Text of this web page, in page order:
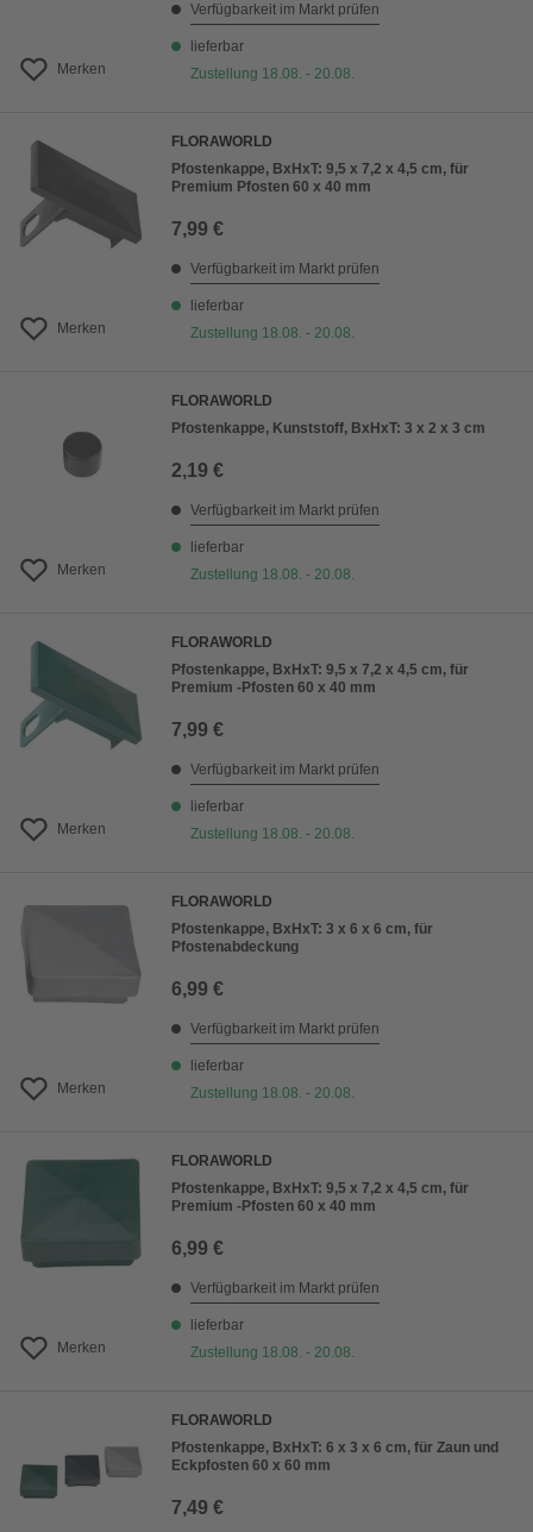
Merken
Verfügbarkeit im Markt prüfen
lieferbar
Zustellung 18.08. - 20.08.
Merken
FLORAWORLD
Pfostenkappe, BxHxT: 9,5 x 7,2 x 4,5 cm, für
Premium Pfosten 60 x 40 mm
7,99 €
Verfügbarkeit im Markt prüfen
lieferbar
Zustellung 18.08. - 20.08.
Merken
FLORAWORLD
Pfostenkappe, Kunststoff, BxHxT: 3 x 2 x 3 cm
2,19 €
Verfügbarkeit im Markt prüfen
lieferbar
Zustellung 18.08. - 20.08.
Merken
FLORAWORLD
Pfostenkappe, BxHxT: 9,5 x 7,2 x 4,5 cm, für
Premium -Pfosten 60 x 40 mm
7,99 €
Verfügbarkeit im Markt prüfen
lieferbar
Zustellung 18.08. - 20.08.
Merken
FLORAWORLD
Pfostenkappe, BxHxT: 3 x 6 x 6 cm, für
Pfostenabdeckung
6,99 €
Verfügbarkeit im Markt prüfen
lieferbar
Zustellung 18.08. - 20.08.
Merken
FLORAWORLD
Pfostenkappe, BxHxT: 9,5 x 7,2 x 4,5 cm, für
Premium -Pfosten 60 x 40 mm
6,99 €
Verfügbarkeit im Markt prüfen
lieferbar
Zustellung 18.08. - 20.08.
FLORAWORLD
Pfostenkappe, BxHxT: 6 x 3 x 6 cm, für Zaun und
Eckpfosten 60 x 60 mm
7,49 €